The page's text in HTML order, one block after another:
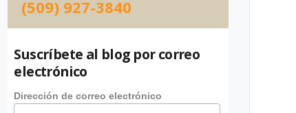
(509) 927-3840
Suscríbete al blog por correo
electrónico
Dirección de correo electrónico